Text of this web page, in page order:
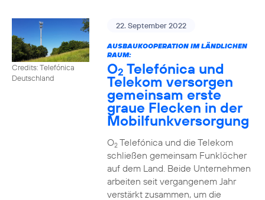
Credits: Telefónica
Deutschland
22. September 2022
AUSBAUKOOPERATION IM LÄNDLICHEN
RAUM:
O2 Telefónica und
Telekom versorgen
gemeinsam erste
graue Flecken in der
Mobilfunkversorgung
O2Telefónica und die Telekom
schließen gemeinsam Funklöcher
auf dem Land. Beide Unternehmen
arbeiten seit vergangenem Jahr
verstärkt zusammen, um die